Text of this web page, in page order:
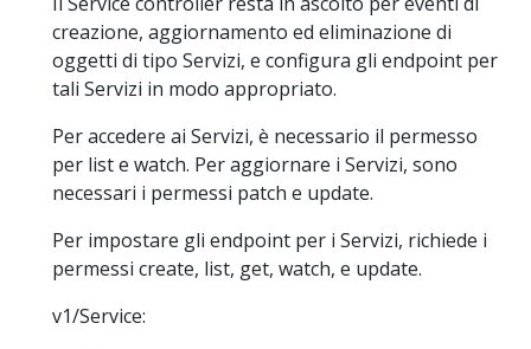
creazione, aggiornamento ed eliminazione di
oggetti di tipo Servizi, e configura gli endpoint per
tali Servizi in modo appropriato.
Per accedere ai Servizi, è necessario il permesso
per list e watch. Per aggiornare i Servizi, sono
necessari i permessi patch e update.
Per impostare gli endpoint per i Servizi, richiede i
permessi create, list, get, watch, e update.
v1/Service: